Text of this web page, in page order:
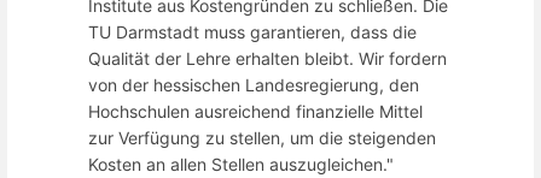
Institute aus Kostengründen zu schließen. Die
TU Darmstadt muss garantieren, dass die
Qualität der Lehre erhalten bleibt. Wir fordern
von der hessischen Landesregierung, den
Hochschulen ausreichend finanzielle Mittel
zur Verfügung zu stellen, um die steigenden
Kosten an allen Stellen auszugleichen."